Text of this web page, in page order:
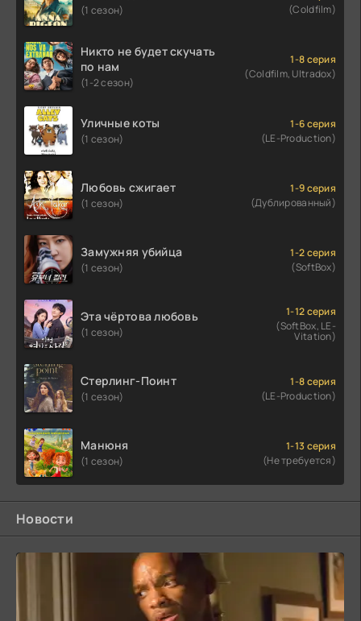
(1 сезон)
(Coldfilm)
Никто не будет скучать
по нам
(1-2 сезон)
1-8 серия
(Coldfilm, Ultradox)
Уличные коты
(1 сезон)
1-6 серия
(LE-Production)
Любовь сжигает
(1 сезон)
1-9 серия
(Дублированный)
Замужняя убийца
(1 сезон)
1-2 серия
(SoftBox)
Эта чёртова любовь
(1 сезон)
1-12 серия
(SoftBox, LE-
Vitation)
Стерлинг-Поинт
(1 сезон)
1-8 серия
(LE-Production)
Манюня
(1 сезон)
1-13 серия
(Не требуется)
Новости